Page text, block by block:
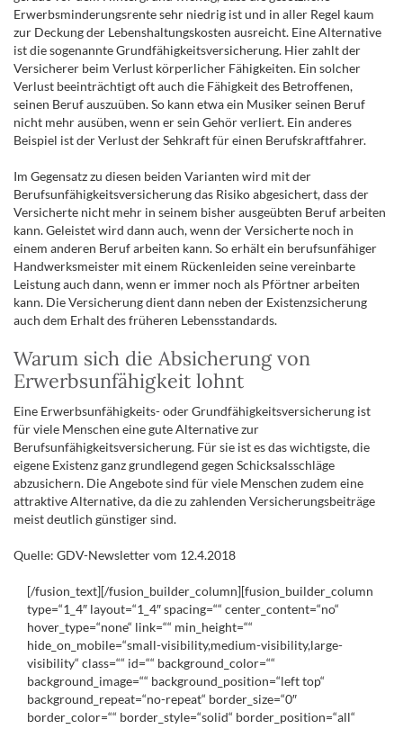
Erwerbsminderungsrente sehr niedrig ist und in aller Regel kaum
zur Deckung der Lebenshaltungskosten ausreicht. Eine Alternative
ist die sogenannte Grundfähigkeitsversicherung. Hier zahlt der
Versicherer beim Verlust körperlicher Fähigkeiten. Ein solcher
Verlust beeinträchtigt oft auch die Fähigkeit des Betroffenen,
seinen Beruf auszuüben. So kann etwa ein Musiker seinen Beruf
nicht mehr ausüben, wenn er sein Gehör verliert. Ein anderes
Beispiel ist der Verlust der Sehkraft für einen Berufskraftfahrer.
Im Gegensatz zu diesen beiden Varianten wird mit der
Berufsunfähigkeitsversicherung das Risiko abgesichert, dass der
Versicherte nicht mehr in seinem bisher ausgeübten Beruf arbeiten
kann. Geleistet wird dann auch, wenn der Versicherte noch in
einem anderen Beruf arbeiten kann. So erhält ein berufsunfähiger
Handwerksmeister mit einem Rückenleiden seine vereinbarte
Leistung auch dann, wenn er immer noch als Pförtner arbeiten
kann. Die Versicherung dient dann neben der Existenzsicherung
auch dem Erhalt des früheren Lebensstandards.
Warum sich die Absicherung von
Erwerbsunfähigkeit lohnt
Eine Erwerbsunfähigkeits- oder Grundfähigkeitsversicherung ist
für viele Menschen eine gute Alternative zur
Berufsunfähigkeitsversicherung. Für sie ist es das wichtigste, die
eigene Existenz ganz grundlegend gegen Schicksalsschläge
abzusichern. Die Angebote sind für viele Menschen zudem eine
attraktive Alternative, da die zu zahlenden Versicherungsbeiträge
meist deutlich günstiger sind.
Quelle: GDV-Newsletter vom 12.4.2018
[/fusion_text][/fusion_builder_column][fusion_builder_column
type=“1_4″ layout=“1_4″ spacing=““ center_content=“no“
hover_type=“none“ link=““ min_height=““
hide_on_mobile=“small-visibility,medium-visibility,large-
visibility“ class=““ id=““ background_color=““
background_image=““ background_position=“left top“
background_repeat=“no-repeat“ border_size=“0″
border_color=““ border_style=“solid“ border_position=“all“